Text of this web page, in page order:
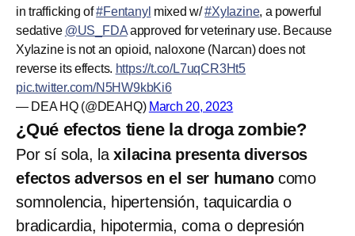
in trafficking of#Fentanyl mixed w/#Xylazine, a powerful
sedative @US_FDAapproved for veterinary use. Because
Xylazine is not an opioid, naloxone (Narcan) does not
reverse its effects. https://t.co/L7uqCR3Ht5
pic.twitter.com/N5HW9kbKi6
— DEA HQ (@DEAHQ) March 20, 2023
¿Qué efectos tiene la droga zombie?
Por sí sola, laxilacina presenta diversos
efectos adversos en el ser humanocomo
somnolencia, hipertensión, taquicardia o
bradicardia, hipotermia, coma o depresión